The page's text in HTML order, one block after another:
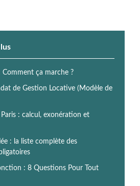
Comment ça marche ?
de Gestion Locative (Modèle de
Paris : calcul, exonération et
: la liste complète des
: 8 Questions Pour Tout